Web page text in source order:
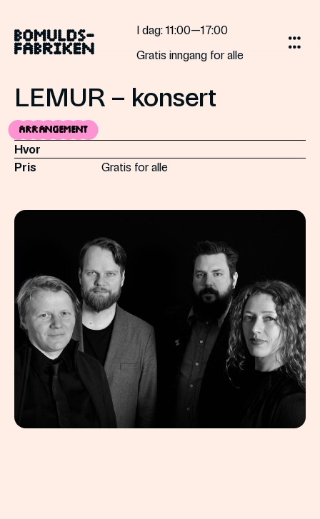
content
I dag: 11:00—17:00
Gratis inngang for alle
LEMUR – konsert
Arrangement
Hvor
Pris
Gratis for alle